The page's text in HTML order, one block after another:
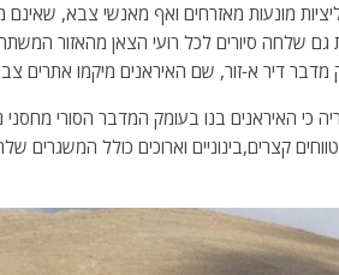
מונעות מאזרחים ואף מאנשי צבא, שאינם
גם שלחה סיורים לכל רועי הצאן מהאזור
מדבר דיר א-זור, שם האיראנים מיקמו אתרים
כי האיראנים בנו בעומק המדבר הסורי
קצרים,בינוניים וארוכים כולל